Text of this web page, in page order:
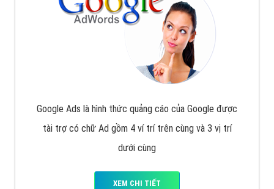
Google Ads là hình thức quảng cáo của Google được
tài trợ có chữ Ad gồm 4 ví trí trên cùng và 3 vị trí
dưới cùng
XEM CHI TIẾT